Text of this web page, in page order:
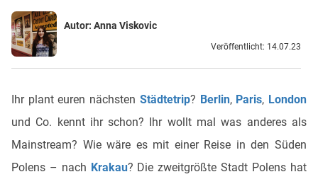
Autor: Anna Viskovic
Veröffentlicht: 14.07.23
Ihr plant euren nächsten Städtetrip? Berlin, Paris, London
und Co. kennt ihr schon? Ihr wollt mal was anderes als
Mainstream? Wie wäre es mit einer Reise in den Süden
Polens – nach Krakau? Die zweitgrößte Stadt Polens hat